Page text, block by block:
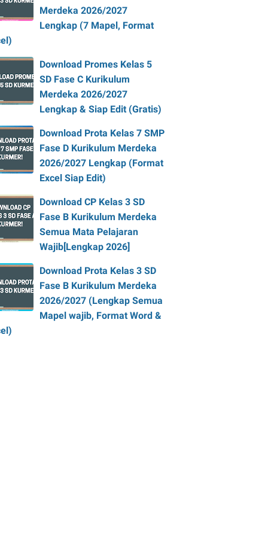
Merdeka 2026/2027
Lengkap (7 Mapel, Format
Download Promes Kelas 5
SD Fase C Kurikulum
Merdeka 2026/2027
Lengkap & Siap Edit (Gratis)
Download Prota Kelas 7 SMP
Fase D Kurikulum Merdeka
2026/2027 Lengkap (Format
Excel Siap Edit)
Download CP Kelas 3 SD
Fase B Kurikulum Merdeka
Semua Mata Pelajaran
Wajib[Lengkap 2026]
Download Prota Kelas 3 SD
Fase B Kurikulum Merdeka
2026/2027 (Lengkap Semua
Mapel wajib, Format Word &